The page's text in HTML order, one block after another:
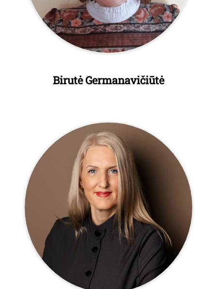
Birutė Germanavičiūtė